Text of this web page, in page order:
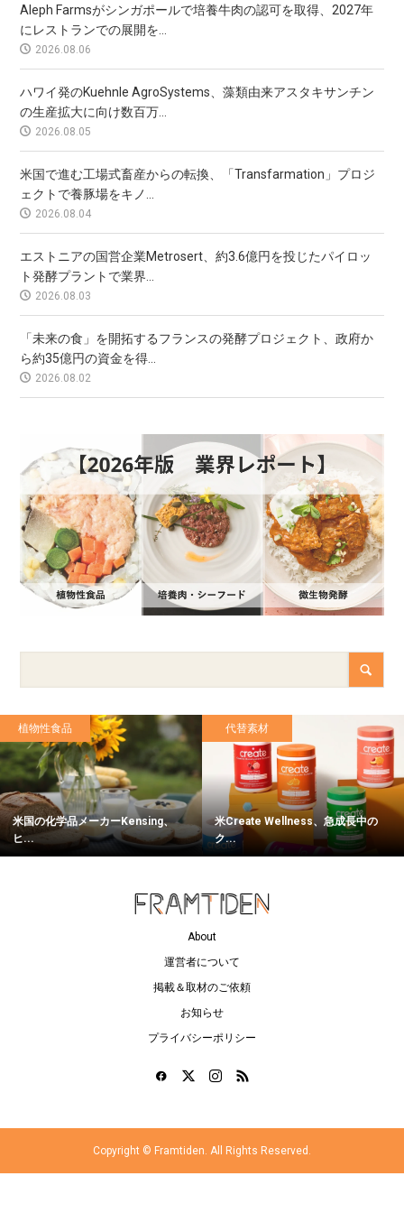
Aleph Farmsがシンガポールで培養牛肉の認可を取得、2027年
にレストランでの展開を...
2026.08.06
ハワイ発のKuehnle AgroSystems、藻類由来アスタキサンチン
の生産拡大に向け数百万...
2026.08.05
米国で進む工場式畜産からの転換、「Transfarmation」プロジ
ェクトで養豚場をキノ...
2026.08.04
エストニアの国営企業Metrosert、約3.6億円を投じたパイロッ
ト発酵プラントで業界...
2026.08.03
「未来の食」を開拓するフランスの発酵プロジェクト、政府か
ら約35億円の資金を得...
2026.08.02
植物性食品
米国の化学品メーカーKensing、
ヒ...
代替素材
米Create Wellness、急成長中の
ク...
About
運営者について
掲載＆取材のご依頼
お知らせ
プライバシーポリシー
Copyright © Framtiden. All Rights Reserved.